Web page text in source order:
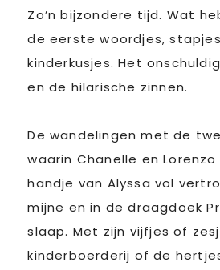
Zo’n bijzondere tijd. Wat
de eerste woordjes,
kinderkusjes. Het
en de hilarische zinnen.
De wandelingen met de
waarin Chanelle en
handje van Alyssa vol
mijne en in de draagdoek
slaap. Met zijn vijfjes of
kinderboerderij of de